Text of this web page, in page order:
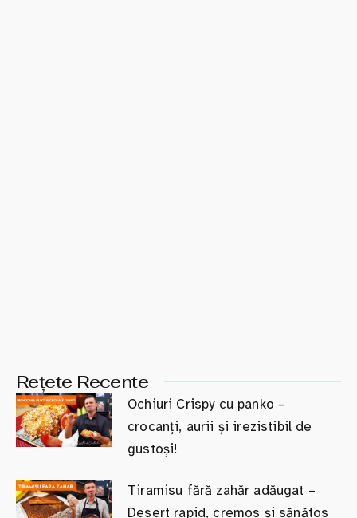
Rețete Recente
Ochiuri Crispy cu panko –
crocanți, aurii și irezistibil de
gustoși!
Tiramisu fără zahăr adăugat –
Desert rapid, cremos și sănătos